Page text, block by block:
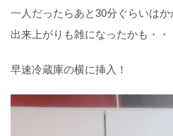
一人だったらあと30分ぐらいは
出来上がりも雑になったかも・・
早速冷蔵庫の横に挿入！